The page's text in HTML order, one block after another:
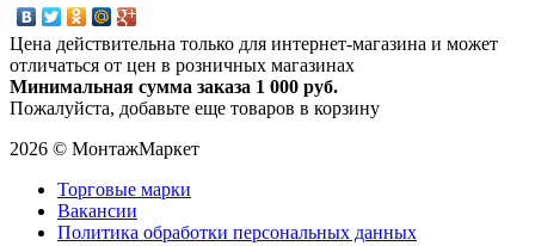
Цена действительна только для интернет-магазина и может
отличаться от цен в розничных магазинах
Минимальная сумма заказа 1 000 руб.
Пожалуйста, добавьте еще товаров в корзину
2026 © МонтажМаркет
Торговые марки
Вакансии
Политика обработки персональных данных